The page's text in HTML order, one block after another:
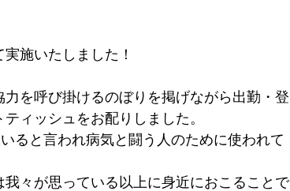
施いたしました！
を呼び掛けるのぼりを掲げながら出勤・登
ィッシュをお配りしました。
ると言われ病気と闘う人のために使われて
々が思っている以上に身近におこることで